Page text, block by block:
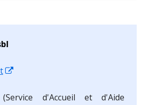
une
d'Accueil et d'Aide